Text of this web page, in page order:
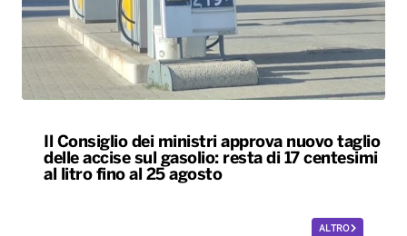
Il Consiglio dei ministri approva nuovo taglio
delle accise sul gasolio: resta di 17 centesimi
al litro fino al 25 agosto
ALTRO